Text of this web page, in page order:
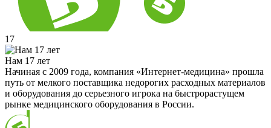
17
Нам 17 лет
Начиная с 2009 года, компания «Интернет-медицина» прошла
путь от мелкого поставщика недорогих расходных материалов
и оборудования до серьезного игрока на быстрорастущем
рынке медицинского оборудования в России.